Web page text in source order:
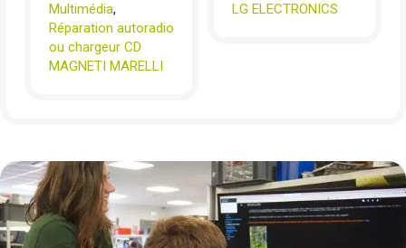
Multimédia,
Réparation autoradio
ou chargeur CD
MAGNETI MARELLI
LG ELECTRONICS